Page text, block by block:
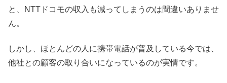
と、NTTドコモの収入も減ってしまうのは間違いありませ
ん。
しかし、ほとんどの人に携帯電話が普及している今では、
他社との顧客の取り合いになっているのが実情です。